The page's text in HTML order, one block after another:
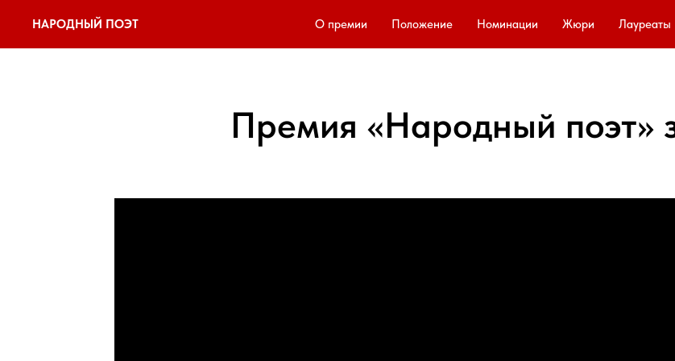
НАРОДНЫЙ ПОЭТ О премии Положение Номинации Жюри Лауреаты
Премия «Народный поэт»